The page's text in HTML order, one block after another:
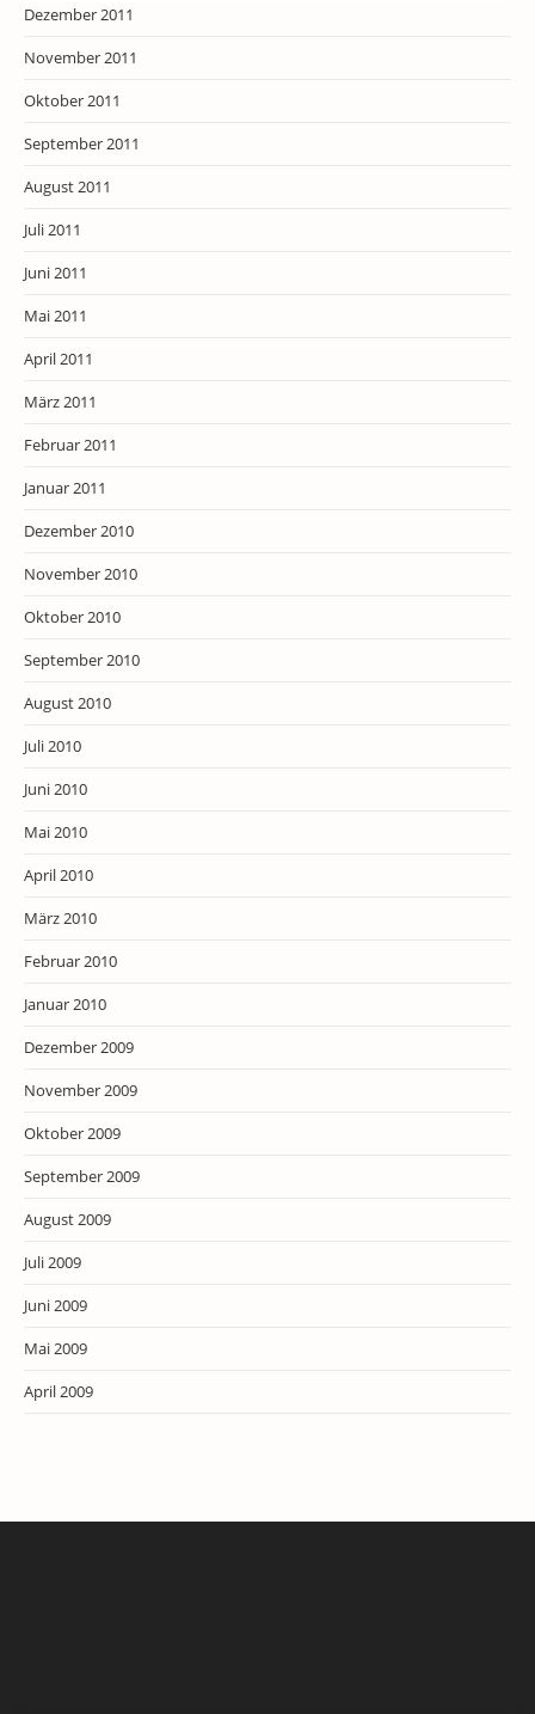
Dezember 2011
November 2011
Oktober 2011
September 2011
August 2011
Juli 2011
Juni 2011
Mai 2011
April 2011
März 2011
Februar 2011
Januar 2011
Dezember 2010
November 2010
Oktober 2010
September 2010
August 2010
Juli 2010
Juni 2010
Mai 2010
April 2010
März 2010
Februar 2010
Januar 2010
Dezember 2009
November 2009
Oktober 2009
September 2009
August 2009
Juli 2009
Juni 2009
Mai 2009
April 2009